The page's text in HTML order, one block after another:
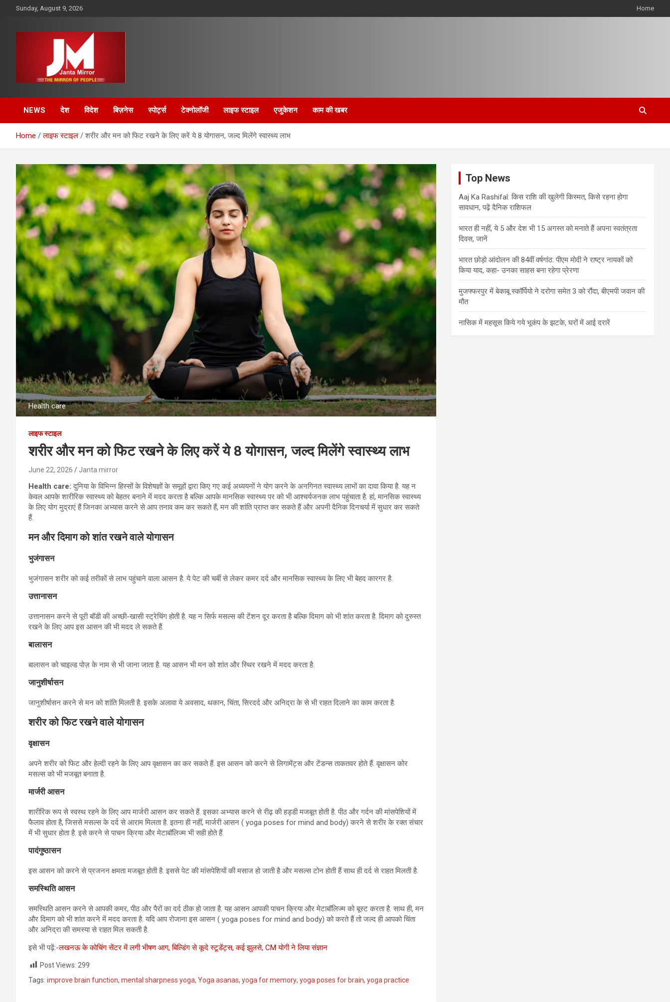
Sunday, August 9, 2026 Home
Janta Mirror
NEWS देश विदेश बिज़नेस स्पोर्ट्स टेक्नोलॉजी लाइफ स्टाइल एजुकेशन काम की खबर
Home लाइफ स्टाइल शरीर और मन को फिट रखने के लिए करें ये 8 योगासन, जल्द मिलेंगे स्वास्थ्य लाभ
Health care
लाइफ स्टाइल
शरीर और मन को फिट रखने के लिए करें ये 8 योगासन, जल्द मिलेंगे स्वास्थ्य लाभ
June 22, 2026 Janta mirror
Health care:दुनिया के विभिन्न हिस्सों के विशेषज्ञों के समूहों द्वारा किए गए कई अध्ययनों ने योग करने के अनगिनत स्वास्थ्य लाभों का दावा किया है. यह न
केवल आपके शारीरिक स्वास्थ्य को बेहतर बनाने में मदद करता है बल्कि आपके मानसिक स्वास्थ्य पर को भी आश्चर्यजनक लाभ पहुंचाता है. हां, मानसिक स्वास्थ्य
के लिए योग मुद्राएं हैं जिनका अभ्यास करने से आप तनाव कम कर सकते हैं, मन की शांति प्राप्त कर सकते हैं और अपनी दैनिक दिनचर्या में सुधार कर सकते
हैं.
मन और दिमाग को शांत रखने वाले योगासन
भुजंगासन
भुजंगासन शरीर को कई तरीकों से लाभ पहुंचाने वाला आसन है. ये पेट की चर्बी से लेकर कमर दर्द और मानसिक स्वास्थ्य के लिए भी बेहद कारगर है.
उत्तानासन
उत्तानासन करने से पूरी बॉडी की अच्छी-खासी स्ट्रेचिंग होती है. यह न सिर्फ मसल्स की टेंशन दूर करता है बल्कि दिमाग को भी शांत करता है. दिमाग को दुरुस्त
रखने के लिए आप इस आसन की भी मदद ले सकते हैं.
बालासन
बालासन को चाइल्ड पोज़ के नाम से भी जाना जाता है. यह आसन भी मन को शांत और स्थिर रखने में मदद करता है.
जानुशीर्षासन
जानुशीर्षासन करने से मन को शांति मिलती है. इसके अलावा ये अवसाद, थकान, चिंता, सिरदर्द और अनिद्रा के से भी राहत दिलाने का काम करता है.
शरीर को फिट रखने वाले योगासन
वृक्षासन
अपने शरीर को फिट और हेल्दी रहने के लिए आप वृक्षासन का कर सकते हैं. इस आसन को करने से लिगामेंट्स और टेंडन्स ताकतवर होते हैं. वृक्षासन कोर
मसल्स को भी मजबूत बनाता है.
मार्जरी आसन
शारीरिक रूप से स्वस्थ रहने के लिए आप मार्जरी आसन कर सकते हैं. इसका अभ्यास करने से रीढ़ की हड्डी मजबूत होती है. पीठ और गर्दन की मांसपेशियों में
फैलाव होता है, जिससे मसल्स के दर्द से आराम मिलता है. इतना ही नहीं, मार्जरी आसन ( yoga poses for mind and body) करने से शरीर के रक्त संचार
में भी सुधार होता है. इसे करने से पाचन क्रिया और मेटाबॉलिज्म भी सही होते हैं.
पादंगुष्ठासन
इस आसन को करने से प्रजनन क्षमता मजबूत होती है. इससे पेट की मांसपेशियों की मसाज हो जाती है और मसल्स टोन होती हैं साथ ही दर्द से राहत मिलती है.
समस्थिति आसन
समस्थिति आसन करने से आपकी कमर, पीठ और पैरों का दर्द ठीक हो जाता है. यह आसन आपकी पाचन क्रिया और मेटाबॉलिज्म को बूस्ट करता है. साथ ही, मन
और दिमाग को भी शांत करने में मदद करता है. यदि आप रोजाना इस आसन ( yoga poses for mind and body) को करते हैं तो जल्द ही आपको चिंता
और अनिद्रा की समस्या से राहत मिल सकती है.
इसे भी पढ़ें:-लखनऊ के कोचिंग सेंटर में लगी भीषण आग, बिल्डिंग से कूदे स्टूडेंट्स, कई झुलसे, CM योगी ने लिया संज्ञान
Post Views: 299
Tags: improve brain function, mental sharpness yoga, Yoga asanas, yoga for memory, yoga poses for brain, yoga practice
Top News
Aaj Ka Rashifal: किस राशि की खुलेगी किस्मत, किसे रहना होगा
सावधान, पढ़ें दैनिक राशिफल
भारत ही नहीं, ये 5 और देश भी 15 अगस्त को मनाते हैं अपना स्वतंत्रता
दिवस, जानें
भारत छोड़ो आंदोलन की 84वीं वर्षगांठ: पीएम मोदी ने राष्ट्र नायकों को
किया याद, कहा- उनका साहस बना रहेगा प्रेरणा
मुजफ्फरपुर में बेकाबू स्कॉर्पियो ने दरोगा समेत 3 को रौंदा, बीएमपी जवान की
मौत
नासिक में महसूस किये गये भूकंप के झटके, घरों में आई दरारें